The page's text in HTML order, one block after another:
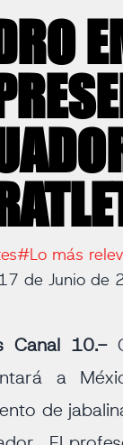
#Lo más
de Junio de
Canal 10.-
a
de